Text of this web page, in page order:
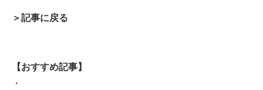
＞記事に戻る
【おすすめ記事】
・